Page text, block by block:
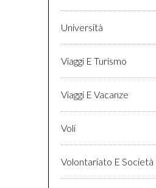
Università
Viaggi E Turismo
Viaggi E Vacanze
Voli
Volontariato E Società